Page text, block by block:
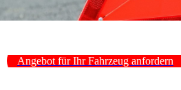
Angebot für Ihr Fahrzeug anfordern